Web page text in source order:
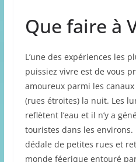
Que faire à
L’une des expériences les
puissiez vivre est de vous
amoureux parmi les
(rues étroites) la nuit. Les
reflètent l’eau et il n’y a
touristes dans les environs.
dédale de petites rues et
monde féerique entouré